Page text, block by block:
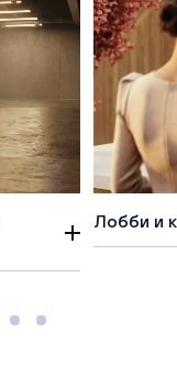
Лобби и